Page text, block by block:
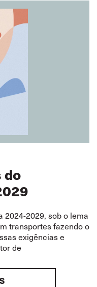
do
2024-2029, sob o lema
transportes fazendo o
exigências e
de